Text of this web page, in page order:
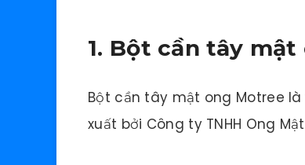
1. Bột cần tây
Bột cần tây mật ong Motree
xuất bởi Công ty TNHH Ong